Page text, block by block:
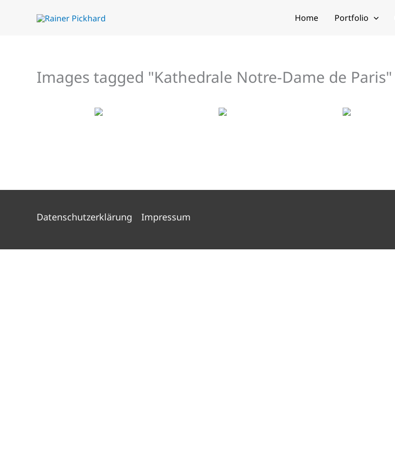
Home Portfolio
Images tagged "Kathedrale Notre-Dame de Paris"
Datenschutzerklärung Impressum